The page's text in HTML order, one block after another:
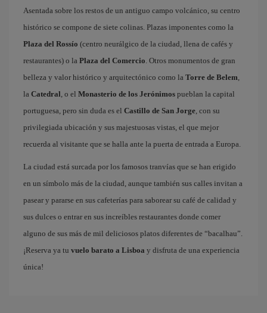
Asentada sobre los restos de un antiguo campo volcánico, su centro
histórico se compone de siete colinas. Plazas imponentes como la
Plaza del Rossío (centro neurálgico de la ciudad, llena de cafés y
restaurantes) o la Plaza del Comercio. Otros monumentos de gran
belleza y valor histórico y arquitectónico como la Torre de Belem,
la Catedral, o el Monasterio de los Jerónimos pueblan la capital
portuguesa, pero sin duda es el Castillo de San Jorge, con su
privilegiada ubicación y sus majestuosas vistas, el que mejor
recuerda al visitante que se halla ante la puerta de entrada a Europa.
La ciudad está surcada por los famosos tranvías que se han erigido
en un símbolo más de la ciudad, aunque también sus calles invitan a
pasear y pararse en sus cafeterías para saborear su café de calidad y
sus dulces o entrar en sus increíbles restaurantes donde comer
alguno de sus más de mil deliciosos platos diferentes de “bacalhau”.
¡Reserva ya tu vuelo barato a Lisboa y disfruta de una experiencia
única!